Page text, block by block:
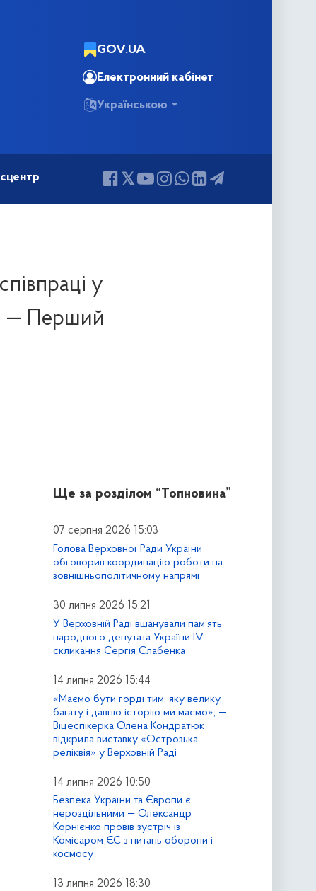
GOV.UA
Електронний кабінет
Українською
у
— Перший
Ще за розділом “Топновина”
07 серпня 2026 15:03
Голова Верховної Ради України
обговорив координацію роботи на
зовнішньополітичному напрямі
30 липня 2026 15:21
У Верховній Раді вшанували пам’ять
народного депутата України IV
скликання Сергія Слабенка
14 липня 2026 15:44
«Маємо бути горді тим, яку велику,
багату і давню історію ми маємо», —
Віцеспікерка Олена Кондратюк
відкрила виставку «Острозька
реліквія» у Верховній Раді
14 липня 2026 10:50
Безпека України та Європи є
нероздільними — Олександр
Корнієнко провів зустріч із
Комісаром ЄС з питань оборони і
космосу
13 липня 2026 18:30